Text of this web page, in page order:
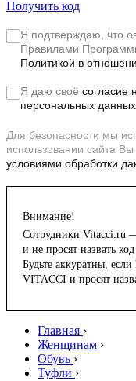
Получить код
Я подтверждаю, что
Правилами
Политикой в
Я даю своё согласие
персональных
Для безопасности мы
использовании сайта
условиями обработки
Внимание!
Сотрудники Vitacci.ru
и не просят назвать
Будьте аккуратны,
VITACCI и просят
Главная ›
Женщинам ›
Обувь ›
Туфли ›